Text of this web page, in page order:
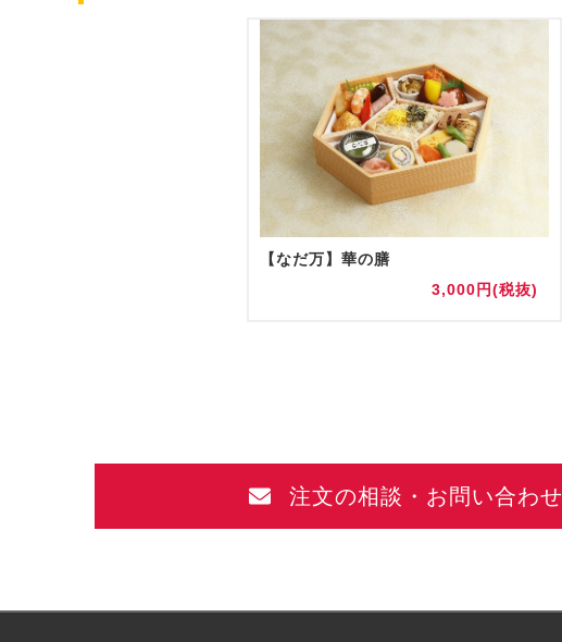
【なだ万】華の膳
3,000円(税抜)
注文の相談・お問い合わせ